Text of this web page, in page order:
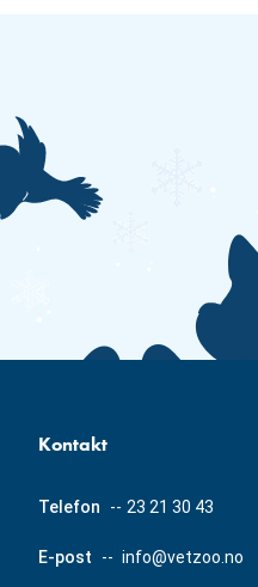
Kontakt
Telefon -- 23 21 30 43
E-post -- info@vetzoo.no